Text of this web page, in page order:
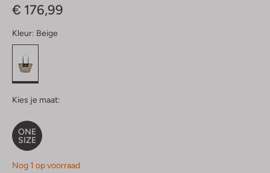
€ 176,99
Kleur: Beige
Kies je maat:
ONE
SIZE
Nog 1 op voorraad